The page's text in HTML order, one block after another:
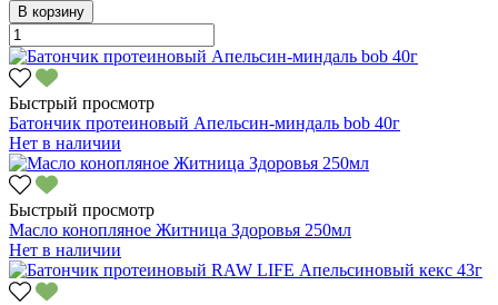
В корзину
Быстрый просмотр
Батончик протеиновый Апельсин-миндаль bob 40г
Нет в наличии
Быстрый просмотр
Масло конопляное Житница Здоровья 250мл
Нет в наличии